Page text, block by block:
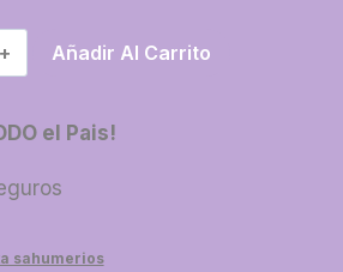
Añadir Al Carrito
el Pais!
sahumerios